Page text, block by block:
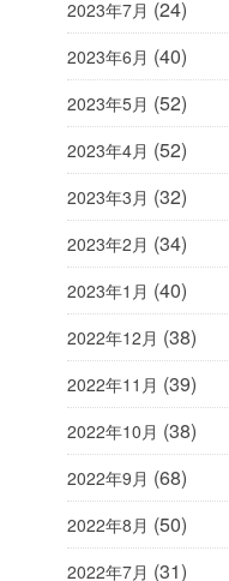
2023年7月 (24)
2023年6月 (40)
2023年5月 (52)
2023年4月 (52)
2023年3月 (32)
2023年2月 (34)
2023年1月 (40)
2022年12月 (38)
2022年11月 (39)
2022年10月 (38)
2022年9月 (68)
2022年8月 (50)
2022年7月 (31)